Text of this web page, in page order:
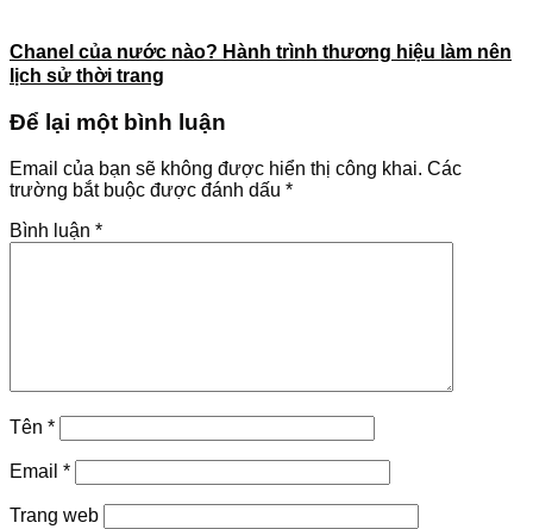
Chanel của nước nào? Hành trình thương hiệu làm nên
lịch sử thời trang
Để lại một bình luận
Email của bạn sẽ không được hiển thị công khai. Các
trường bắt buộc được đánh dấu *
Bình luận *
Tên *
Email *
Trang web